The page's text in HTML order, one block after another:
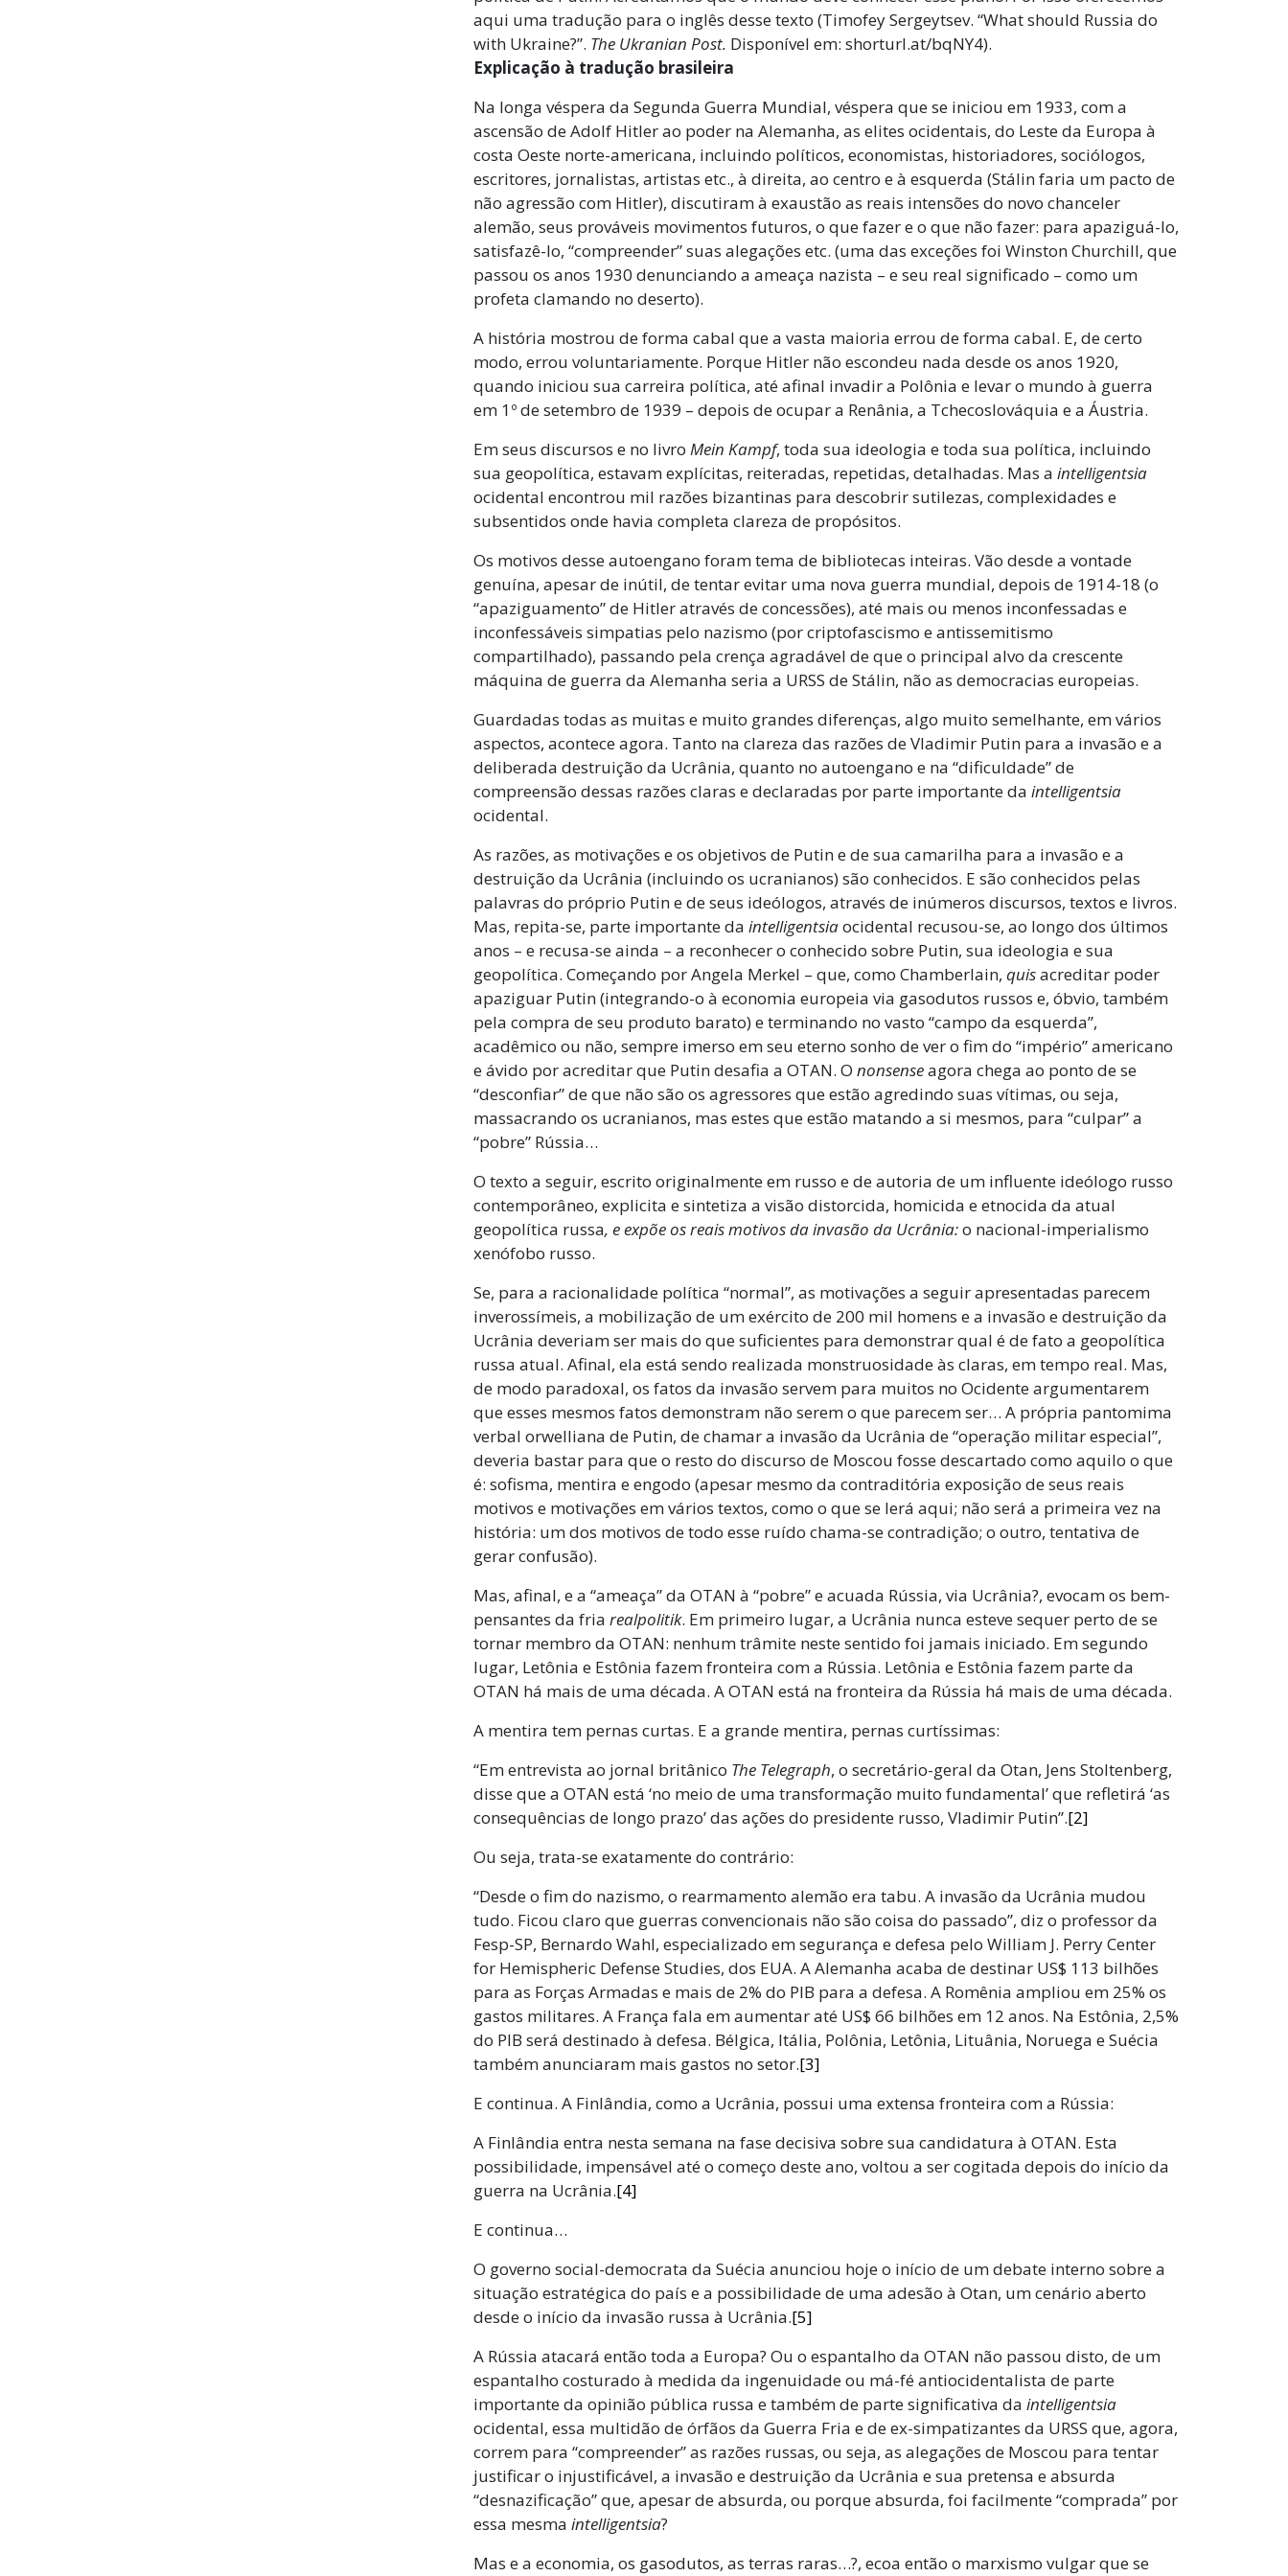
aqui uma tradução para o inglês desse texto (Timofey Sergeytsev. “What should Russia do
with Ukraine?”. The Ukranian Post. Disponível em: shorturl.at/bqNY4).
Explicação à tradução brasileira
Na longa véspera da Segunda Guerra Mundial, véspera que se iniciou em 1933, com a
ascensão de Adolf Hitler ao poder na Alemanha, as elites ocidentais, do Leste da Europa à
costa Oeste norte-americana, incluindo políticos, economistas, historiadores, sociólogos,
escritores, jornalistas, artistas etc., à direita, ao centro e à esquerda (Stálin faria um pacto de
não agressão com Hitler), discutiram à exaustão as reais intensões do novo chanceler
alemão, seus prováveis movimentos futuros, o que fazer e o que não fazer: para apaziguá-lo,
satisfazê-lo, “compreender” suas alegações etc. (uma das exceções foi Winston Churchill, que
passou os anos 1930 denunciando a ameaça nazista – e seu real significado – como um
profeta clamando no deserto).
A história mostrou de forma cabal que a vasta maioria errou de forma cabal. E, de certo
modo, errou voluntariamente. Porque Hitler não escondeu nada desde os anos 1920,
quando iniciou sua carreira política, até afinal invadir a Polônia e levar o mundo à guerra
em 1º de setembro de 1939 – depois de ocupar a Renânia, a Tchecoslováquia e a Áustria.
Em seus discursos e no livro Mein Kampf, toda sua ideologia e toda sua política, incluindo
sua geopolítica, estavam explícitas, reiteradas, repetidas, detalhadas. Mas a intelligentsia
ocidental encontrou mil razões bizantinas para descobrir sutilezas, complexidades e
subsentidos onde havia completa clareza de propósitos.
Os motivos desse autoengano foram tema de bibliotecas inteiras. Vão desde a vontade
genuína, apesar de inútil, de tentar evitar uma nova guerra mundial, depois de 1914-18 (o
“apaziguamento” de Hitler através de concessões), até mais ou menos inconfessadas e
inconfessáveis simpatias pelo nazismo (por criptofascismo e antissemitismo
compartilhado), passando pela crença agradável de que o principal alvo da crescente
máquina de guerra da Alemanha seria a URSS de Stálin, não as democracias europeias.
Guardadas todas as muitas e muito grandes diferenças, algo muito semelhante, em vários
aspectos, acontece agora. Tanto na clareza das razões de Vladimir Putin para a invasão e a
deliberada destruição da Ucrânia, quanto no autoengano e na “dificuldade” de
compreensão dessas razões claras e declaradas por parte importante da intelligentsia
ocidental.
As razões, as motivações e os objetivos de Putin e de sua camarilha para a invasão e a
destruição da Ucrânia (incluindo os ucranianos) são conhecidos. E são conhecidos pelas
palavras do próprio Putin e de seus ideólogos, através de inúmeros discursos, textos e livros.
Mas, repita-se, parte importante da intelligentsiaocidental recusou-se, ao longo dos últimos
anos – e recusa-se ainda – a reconhecer o conhecido sobre Putin, sua ideologia e sua
geopolítica. Começando por Angela Merkel – que, como Chamberlain, quisacreditar poder
apaziguar Putin (integrando-o à economia europeia via gasodutos russos e, óbvio, também
pela compra de seu produto barato) e terminando no vasto “campo da esquerda”,
acadêmico ou não, sempre imerso em seu eterno sonho de ver o fim do “império” americano
e ávido por acreditar que Putin desafia a OTAN. O nonsenseagora chega ao ponto de se
“desconfiar” de que não são os agressores que estão agredindo suas vítimas, ou seja,
massacrando os ucranianos, mas estes que estão matando a si mesmos, para “culpar” a
“pobre” Rússia…
O texto a seguir, escrito originalmente em russo e de autoria de um influente ideólogo russo
contemporâneo, explicita e sintetiza a visão distorcida, homicida e etnocida da atual
geopolítica russa, e expõeos reais motivos da invasão da Ucrânia:o nacional-imperialismo
xenófobo russo.
Se, para a racionalidade política “normal”, as motivações a seguir apresentadas parecem
inverossímeis, a mobilização de um exército de 200 mil homens e a invasão e destruição da
Ucrânia deveriam ser mais do que suficientes para demonstrar qual é de fato a geopolítica
russa atual. Afinal, ela está sendo realizada monstruosidade às claras, em tempo real. Mas,
de modo paradoxal, os fatos da invasão servem para muitos no Ocidente argumentarem
que esses mesmos fatos demonstram não serem o que parecem ser… A própria pantomima
verbal orwelliana de Putin, de chamar a invasão da Ucrânia de “operação militar especial”,
deveria bastar para que o resto do discurso de Moscou fosse descartado como aquilo o que
é: sofisma, mentira e engodo (apesar mesmo da contraditória exposição de seus reais
motivos e motivações em vários textos, como o que se lerá aqui; não será a primeira vez na
história: um dos motivos de todo esse ruído chama-se contradição; o outro, tentativa de
gerar confusão).
Mas, afinal, e a “ameaça” da OTAN à “pobre” e acuada Rússia, via Ucrânia?, evocam os bem-
pensantes da fria realpolitik. Em primeiro lugar, a Ucrânia nunca esteve sequer perto de se
tornar membro da OTAN: nenhum trâmite neste sentido foi jamais iniciado. Em segundo
lugar, Letônia e Estônia fazem fronteira com a Rússia. Letônia e Estônia fazem parte da
OTAN há mais de uma década. A OTAN está na fronteira da Rússia há mais de uma década.
A mentira tem pernas curtas. E a grande mentira, pernas curtíssimas:
“Em entrevista ao jornal britânico The Telegraph, o secretário-geral da Otan, Jens Stoltenberg,
disse que a OTAN está ‘no meio de uma transformação muito fundamental’ que refletirá ‘as
consequências de longo prazo’ das ações do presidente russo, Vladimir Putin”.[2]
Ou seja, trata-se exatamente do contrário:
“Desde o fim do nazismo, o rearmamento alemão era tabu. A invasão da Ucrânia mudou
tudo. Ficou claro que guerras convencionais não são coisa do passado”, diz o professor da
Fesp-SP, Bernardo Wahl, especializado em segurança e defesa pelo William J. Perry Center
for Hemispheric Defense Studies, dos EUA. A Alemanha acaba de destinar US$ 113 bilhões
para as Forças Armadas e mais de 2% do PIB para a defesa. A Romênia ampliou em 25% os
gastos militares. A França fala em aumentar até US$ 66 bilhões em 12 anos. Na Estônia, 2,5%
do PIB será destinado à defesa. Bélgica, Itália, Polônia, Letônia, Lituânia, Noruega e Suécia
também anunciaram mais gastos no setor.[3]
E continua. A Finlândia, como a Ucrânia, possui uma extensa fronteira com a Rússia:
A Finlândia entra nesta semana na fase decisiva sobre sua candidatura à OTAN. Esta
possibilidade, impensável até o começo deste ano, voltou a ser cogitada depois do início da
guerra na Ucrânia.[4]
E continua…
O governo social-democrata da Suécia anunciou hoje o início de um debate interno sobre a
situação estratégica do país e a possibilidade de uma adesão à Otan, um cenário aberto
desde o início da invasão russa à Ucrânia.[5]
A Rússia atacará então toda a Europa? Ou o espantalho da OTAN não passou disto, de um
espantalho costurado à medida da ingenuidade ou má-fé antiocidentalista de parte
importante da opinião pública russa e também de parte significativa da intelligentsia
ocidental, essa multidão de órfãos da Guerra Fria e de ex-simpatizantes da URSS que, agora,
correm para “compreender” as razões russas, ou seja, as alegações de Moscou para tentar
justificar o injustificável, a invasão e destruição da Ucrânia e sua pretensa e absurda
“desnazificação” que, apesar de absurda, ou porque absurda, foi facilmente “comprada” por
essa mesma intelligentsia?
Mas e a economia, os gasodutos, as terras raras…?, ecoa então o marxismo vulgar que se